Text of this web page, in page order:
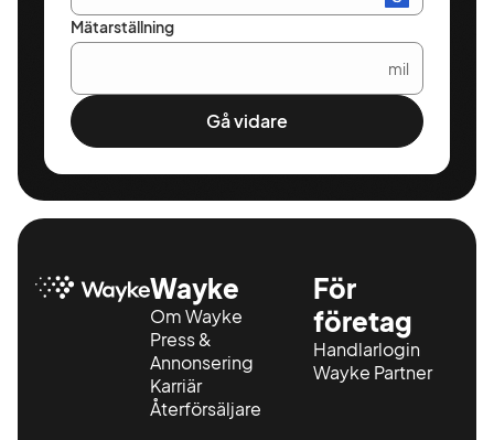
Mätarställning
mil
Gå vidare
Wayke
Om Wayke
Press &
Annonsering
Karriär
Återförsäljare
För
företag
Handlarlogin
Wayke Partner